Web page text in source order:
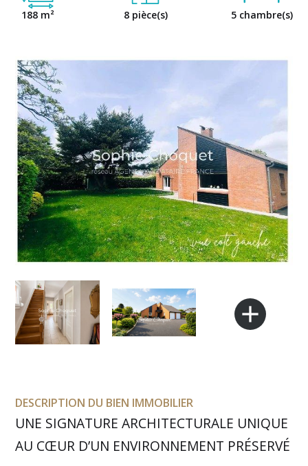
188 m² 8 pièce(s) 5 chambre(s)
add
DESCRIPTION DU BIEN IMMOBILIER
UNE SIGNATURE ARCHITECTURALE UNIQUE
AU CŒUR D’UN ENVIRONNEMENT PRÉSERVÉ